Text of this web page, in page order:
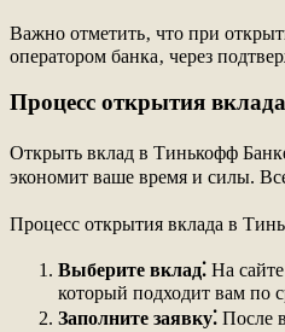
Важно отметить‚ что при
оператором банка‚ через
Процесс открытия вклада
Открыть вклад в Тинькофф
экономит ваше время и силы.
Процесс открытия вклада в
Выберите вклад⁚ На
который подходит вам по
Заполните заявку⁚ После